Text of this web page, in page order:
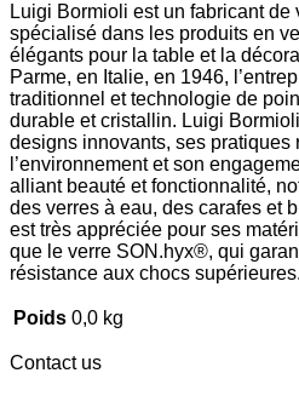
Luigi Bormioli est un fabricant de
spécialisé dans les produits en
élégants pour la table et la
Parme, en Italie, en 1946,
traditionnel et technologie de
durable et cristallin. Luigi
designs innovants, ses pratiques
l’environnement et son
alliant beauté et fonctionnalité,
des verres à eau, des carafes et
est très appréciée pour ses
que le verre SON.hyx®, qui
résistance aux chocs supérieures.
Poids 0,0 kg
Contact us